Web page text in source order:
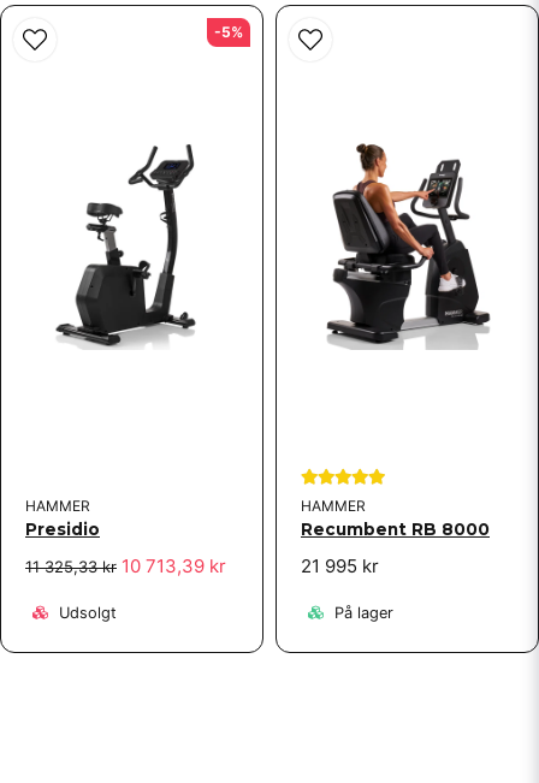
HAMMER
Presidio
11 325,33 kr 10 713,39 kr
Udsolgt
-5%
HAMMER
Recumbent RB 8000
21 995 kr
På lager